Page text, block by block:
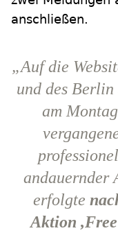
anschließen.
„Auf die
und des
am
andauernder
erfolgte
Aktion ,Free